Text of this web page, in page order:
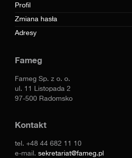
Profil
Zmiana hasła
Adresy
Fameg
Fameg Sp. z o. o.
ul. 11 Listopada 2
97-500 Radomsko
Kontakt
tel. +48 44 682 11 10
e-mail. sekretariat@fameg.pl